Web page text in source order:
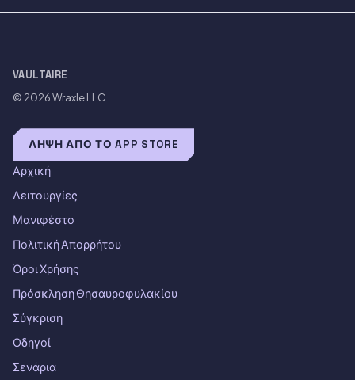
VAULTAIRE
© 2026Wraxle LLC
ΛΉΨΗ ΑΠΌ ΤΟ APP STORE
Αρχική
Λειτουργίες
Μανιφέστο
Πολιτική Απορρήτου
Όροι Χρήσης
Πρόσκληση Θησαυροφυλακίου
Σύγκριση
Οδηγοί
Σενάρια